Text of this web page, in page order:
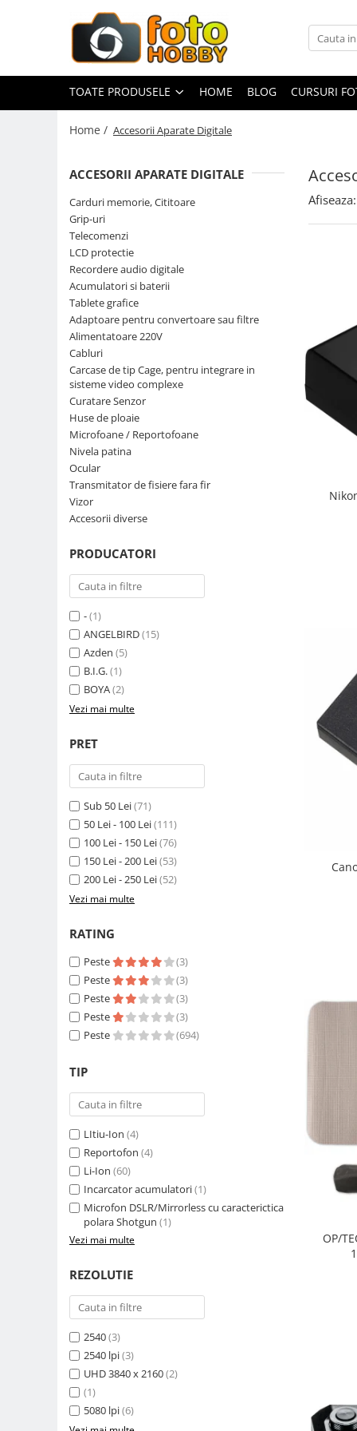
Toate Produsele
Aparate Foto
Aparate Foto Mirrorless
Aparate Foto DSLR
Aparate foto instant
Aparate foto pe film
Cursuri foto
Obiective foto si accesorii
Obiective Mirorless
Obiective DSLR
Huse si tocuri protectie obiective
Obiective Cinematice
Parasolare
Teleconvertoare
Adaptoare montura / baioneta
Capace obiectiv si camera
Inele Macro
Accesorii filtre
Inele reductii obiective
Curatare si intretinere
Blitz-uri externe
Blitz-uri TTL - Dedicate
Blitz-uri circulare (Macro)
Adaptoare stativ port umbrela si
Comander TTL
Cabluri TTL
Cabluri si Patine Sincron
Alimentare auxiliara blitz
Bounce-uri, Softbox-uri
Ring-Flash Adaptor
Bracket-uri si suporti
Huse protectie blitz extern
Huse protectie filtre gel
Carduri memorie, Cititoare
Carduri memorie
Cititoare carduri
Huse protectie card memorie
Telecomenzi
LCD protectie
Recordere audio digitale
Acumulatori si baterii
Acumulatori Foto
Acumulatori AA/AAA (R6/R3)) si
incarcatoare
Incarcatoare acumulatori Foto-
Huse protectie acumulatori foto
Tablete grafice
TOATE PRODUSELE HOME BLOG CURSURI
Home / Accesorii Aparate Digitale
ACCESORII APARATE DIGITALE
Carduri memorie, Cititoare
Grip-uri
Telecomenzi
LCD protectie
Recordere audio digitale
Acumulatori si baterii
Tablete grafice
Adaptoare pentru convertoare sau filtre
Alimentatoare 220V
Cabluri
Carcase de tip Cage, pentru integrare in
sisteme video complexe
Curatare Senzor
Huse de ploaie
Microfoane / Reportofoane
Nivela patina
Ocular
Transmitator de fisiere fara fir
Vizor
Accesorii diverse
PRODUCATORI
-(1)
ANGELBIRD(15)
Azden (5)
B.I.G.(1)
BOYA(2)
Vezi mai multe
PRET
Sub 50 Lei(71)
50 Lei - 100 Lei(111)
100 Lei - 150 Lei(76)
150 Lei - 200 Lei(53)
200 Lei - 250 Lei(52)
Vezi mai multe
RATING
Peste
(3)
Peste
(3)
Peste
(3)
Peste
(3)
Peste
(694)
TIP
LItiu-Ion (4)
Reportofon (4)
Li-Ion (60)
Incarcator acumulatori(1)
Microfon DSLR/Mirrorless cu caracterictica
polara Shotgun (1)
Vezi mai multe
REZOLUTIE
2540(3)
2540 lpi(3)
UHD 3840 x 2160(2)
(1)
5080 lpi(6)
Afiseaza:
OP/